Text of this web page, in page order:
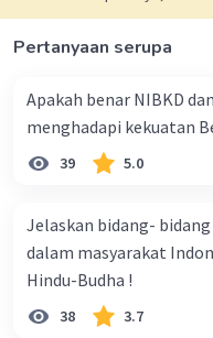
Salah satu
persaingan sengit
Portugis bersaing
kolonial di berbagai
Persaingan ini
Beri Rating·0.0(
Pertanyaan serupa
Apakah benar NIBKD
menghadapi kekuatan
39 5.0
Jelaskan bidang-
dalam masyarakat
Hindu-Budha !
38 3.7